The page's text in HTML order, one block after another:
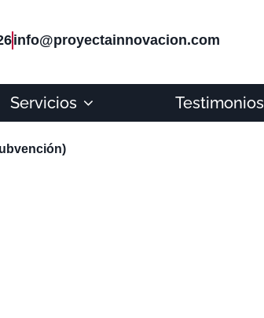
info@proyectainnovacion.com
Servicios Testimonios